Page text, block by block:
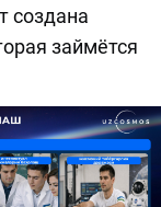
создана
займётся